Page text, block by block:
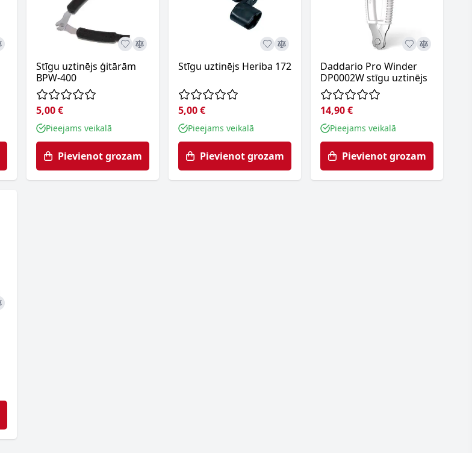
Stīgu uztinējs ģitārām
BPW-400
5,00 €
Pieejams veikalā
Pievienot grozam
Stīgu uztinējs Heriba 172
5,00 €
Pieejams veikalā
Pievienot grozam
Daddario Pro Winder
DP0002W stīgu uztinējs
14,90 €
Pieejams veikalā
Pievienot grozam